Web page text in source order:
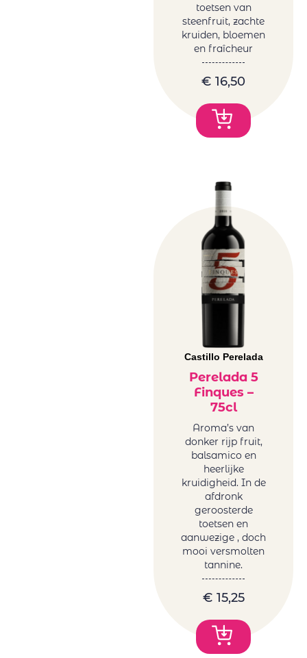
toetsen van
steenfruit, zachte
kruiden, bloemen
en fraîcheur
€ 16,50
Castillo Perelada
Perelada 5
Finques –
75cl
Aroma’s van
donker rijp fruit,
balsamico en
heerlijke
kruidigheid. In de
afdronk
geroosterde
toetsen en
aanwezige , doch
mooi versmolten
tannine.
€ 15,25